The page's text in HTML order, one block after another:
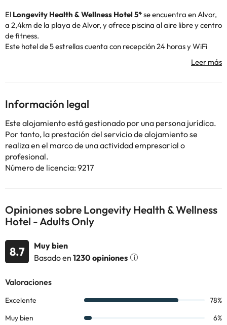
El Longevity Health & Wellness Hotel 5*se encuentra en Alvor,
a 2,4km de la playa de Alvor, y ofrece piscina al aire libre y centro
de fitness.
Este hotel de 5 estrellas cuenta con recepción 24 horas y WiFi
gratuita. El hotel cuenta con bañera de hidromasaje y salón
compartido. ¡También tiene spa! El Longevity Health & Wellness
pantalla plana. Disponen de baño privado con artículos de aseo
gratuitos.
La playa Tres Irmaos se encuentra a 1,8 km del Longevity Health
& Wellness Hotel. El aeropuerto más cercano es el de Faro,
ubicado a 72km del hotel.
¡Reserva ya en el
Longevity Health & Wellness Hotel 5*
alojamiento. Si tienes dudas, contáctanos.
Información legal
Este alojamiento está gestionado por una persona jurídica.
Por tanto, la prestación del servicio de alojamiento se
realiza en el marco de una actividad empresarial o
profesional.
Número de licencia: 9217
Opiniones sobre Longevity Health & Wellness
Hotel - Adults Only
8.7
Muy bien
Basado en 1230 opiniones